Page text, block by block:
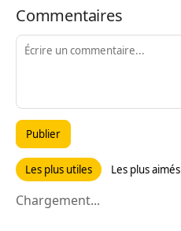
Commentaires
Publier
Les plus utiles Les plus aimés
Chargement...